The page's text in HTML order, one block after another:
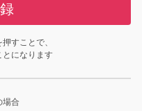
すことで、
とになります
場合